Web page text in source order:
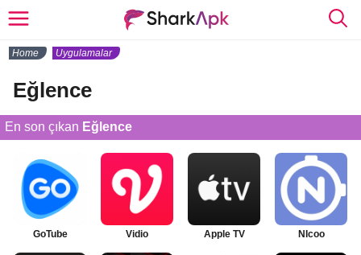
Home Uygulamalar
Eğlence
En son çıkan Eğlence
GoTube Vidio Apple TV NIcoo